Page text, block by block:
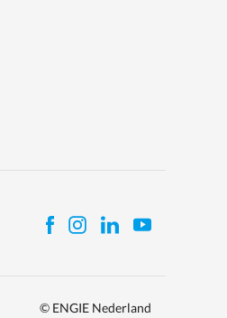
© ENGIE Nederland